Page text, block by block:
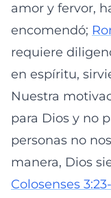
amor y fervor,
encomendó;
requiere
en espíritu,
Nuestra
para Dios y no
personas no
manera, Dios
Colosenses